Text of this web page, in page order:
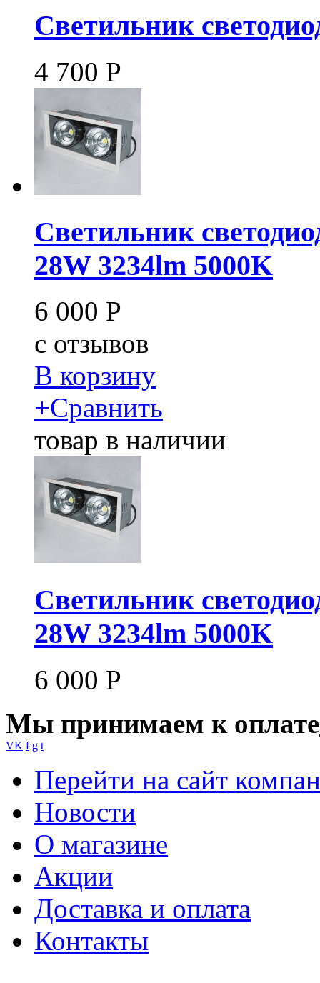
Светильник
4 700 Р
Светильник
28W 3234lm 5000K
6 000 Р
c отзывов
В корзину
+Сравнить
товар в наличии
Светильник
28W 3234lm 5000K
6 000 Р
Мы принимаем к оплате
VK f g t
Перейти на сайт
Новости
О магазине
Акции
Доставка и оплата
Контакты